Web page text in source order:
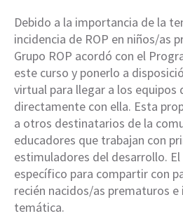
Debido a la importancia de la
incidencia de ROP en niños/as
Grupo ROP acordó con el
este curso y ponerlo a
virtual para llegar a los equipos
directamente con ella. Esta
a otros destinatarios de la
educadores que trabajan con
estimuladores del desarrollo.
específico para compartir con
recién nacidos/as prematuros
temática.